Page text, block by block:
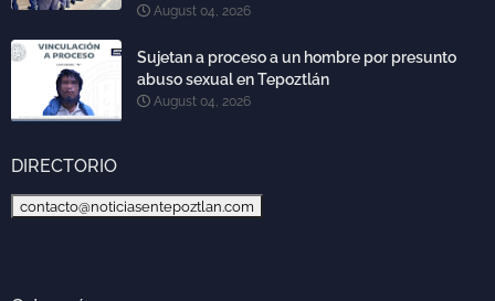
August 04, 2026
Sujetan a proceso a un hombre por presunto
abuso sexual en Tepoztlán
August 04, 2026
DIRECTORIO
contacto@noticiasentepoztlan.com